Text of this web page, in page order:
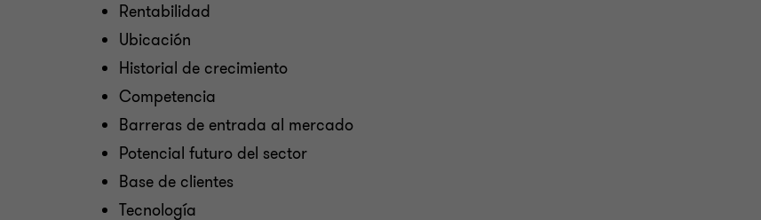
Rentabilidad
Ubicación
Historial de crecimiento
Competencia
Barreras de entrada al mercado
Potencial futuro del sector
Base de clientes
Tecnología